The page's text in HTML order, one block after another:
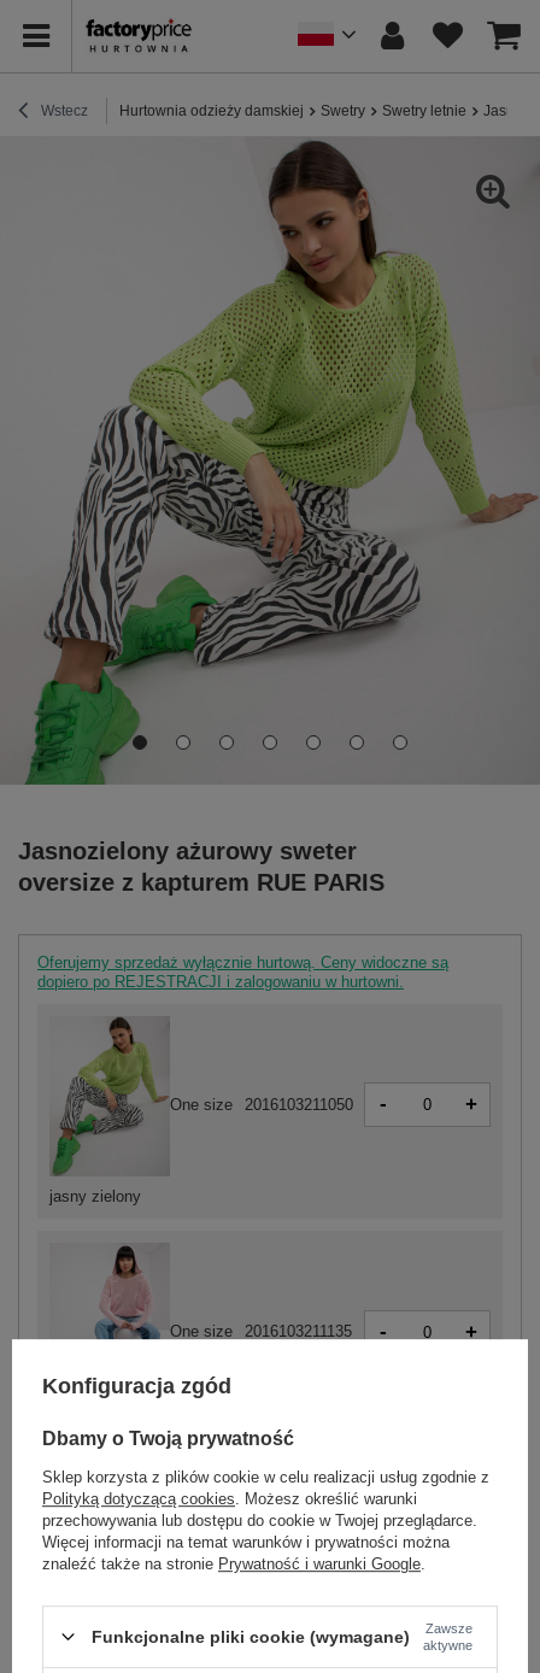
Wstecz Hurtownia odzieży damskiej Swetry Swetry letnie
Jasnozielony ażurowy sweter
oversize z kapturem RUE PARIS
Oferujemy sprzedaż wyłącznie hurtową. Ceny widoczne są
dopiero po REJESTRACJI i zalogowaniu w hurtowni.
One size 2016103211135 - +
jasny zielony
One size 2016103211050 - +
ZALOGUJ SIĘ I ZOBACZ CENĘ
Zadzwoń+48 601 547 740 Zadaj pytanie
Konfiguracja zgód
Dbamy o Twoją prywatność
Sklep korzysta z plików cookie w celu realizacji usług zgodnie z
Polityką dotyczącą cookies . Możesz określić warunki
przechowywania lub dostępu do cookie w Twojej przeglądarce.
Więcej informacji na temat warunków i prywatności można
znaleźć także na stronie Prywatność i warunki Google
Funkcjonalne pliki cookie (wymagane)
Zawsze
aktywne